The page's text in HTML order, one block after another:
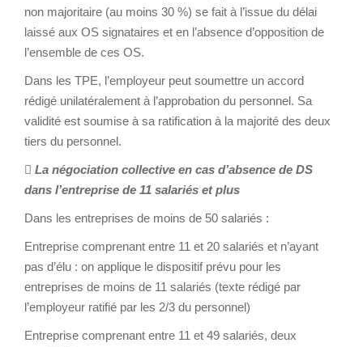
non majoritaire (au moins 30 %) se fait à l’issue du délai
laissé aux OS signataires et en l’absence d’opposition de
l’ensemble de ces OS.
Dans les TPE, l’employeur peut soumettre un accord
rédigé unilatéralement à l’approbation du personnel. Sa
validité est soumise à sa ratification à la majorité des deux
tiers du personnel.
 La négociation collective en cas d’absence de DS
dans l’entreprise de 11 salariés et plus
Dans les entreprises de moins de 50 salariés :
Entreprise comprenant entre 11 et 20 salariés et n’ayant
pas d’élu : on applique le dispositif prévu pour les
entreprises de moins de 11 salariés (texte rédigé par
l’employeur ratifié par les 2/3 du personnel)
Entreprise comprenant entre 11 et 49 salariés, deux